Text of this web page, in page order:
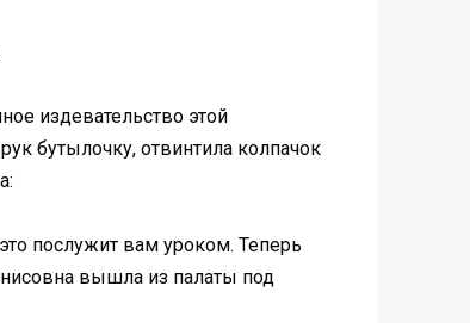
издевательство этой
бутылочку, отвинтила колпачок
послужит вам уроком. Теперь
вышла из палаты под